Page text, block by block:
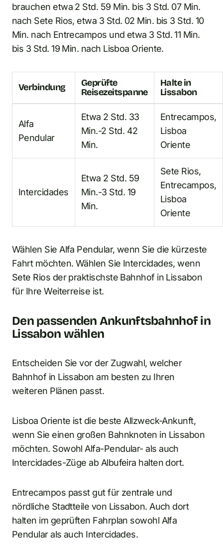
brauchen etwa 2 Std. 59 Min. bis 3 Std. 07 Min.
nach Sete Rios, etwa 3 Std. 02 Min. bis 3 Std. 10
Min. nach Entrecampos und etwa 3 Std. 11 Min.
bis 3 Std. 19 Min. nach Lisboa Oriente.
Verbindung
Geprüfte
Reisezeitspanne
Halte in
Lissabon
Alfa
Pendular
Etwa 2 Std. 33
Min.-2 Std. 42
Min.
Entrecampos,
Lisboa
Oriente
Intercidades
Etwa 2 Std. 59
Min.-3 Std. 19
Min.
Sete Rios,
Entrecampos,
Lisboa
Oriente
Wählen Sie Alfa Pendular, wenn Sie die kürzeste
Fahrt möchten. Wählen Sie Intercidades, wenn
Sete Rios der praktischste Bahnhof in Lissabon
für Ihre Weiterreise ist.
Den passenden Ankunftsbahnhof in
Lissabon wählen
Entscheiden Sie vor der Zugwahl, welcher
Bahnhof in Lissabon am besten zu Ihren
weiteren Plänen passt.
Lisboa Oriente ist die beste Allzweck-Ankunft,
wenn Sie einen großen Bahnknoten in Lissabon
möchten. Sowohl Alfa-Pendular- als auch
Intercidades-Züge ab Albufeira halten dort.
Entrecampos passt gut für zentrale und
nördliche Stadtteile von Lissabon. Auch dort
halten im geprüften Fahrplan sowohl Alfa
Pendular als auch Intercidades.